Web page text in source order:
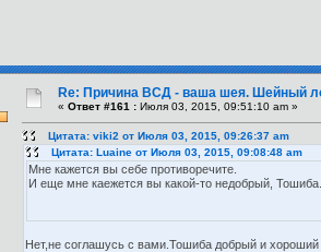
Re: Причина ВСД - ваша шея. Шейный
« Ответ #161 : Июля 03, 2015, 09:51:10 am »
Цитата: viki2 от Июля 03, 2015, 09:26:37 am
Цитата: Luaine от Июля 03, 2015, 09:08:48 am
Мне кажется вы себе противоречите.
И еще мне каежется вы какой-то недобрый, Тошиба.
Нет,не соглашусь с вами.Тошиба добрый и